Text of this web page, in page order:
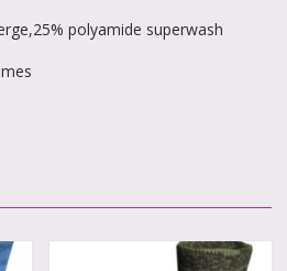
polyamide superwash